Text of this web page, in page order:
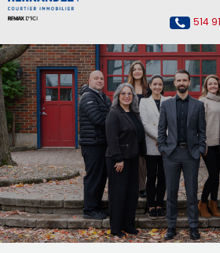
514